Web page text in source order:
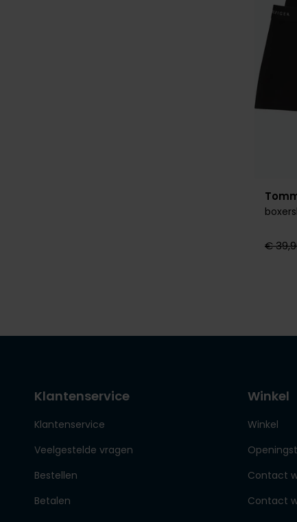
€
Klantenservice
Klantenservice
Veelgestelde vragen
Bestellen
Betalen
Winkel
Winkel
Contact
Contact